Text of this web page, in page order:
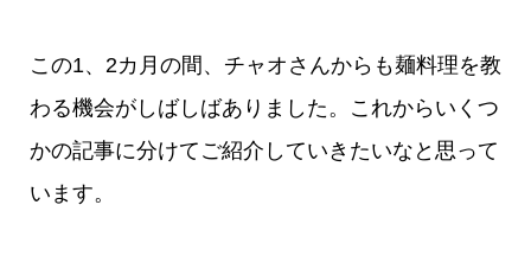
この1、2カ月の間、チャオさんからも麺料理を教
わる機会がしばしばありました。これからいくつ
かの記事に分けてご紹介していきたいなと思って
います。